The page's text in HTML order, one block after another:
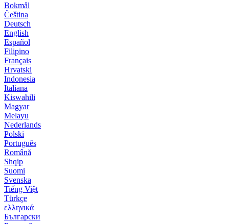
Bokmål
Čeština
Deutsch
English
Español
Filipino
Français
Hrvatski
Indonesia
Italiana
Kiswahili
Magyar
Melayu
Nederlands
Polski
Português
Română
Shqip
Suomi
Svenska
Tiếng Việt
Türkçe
ελληνικά
Български